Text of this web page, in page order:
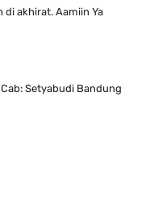
akhirat. Aamiin Ya
Setyabudi Bandung